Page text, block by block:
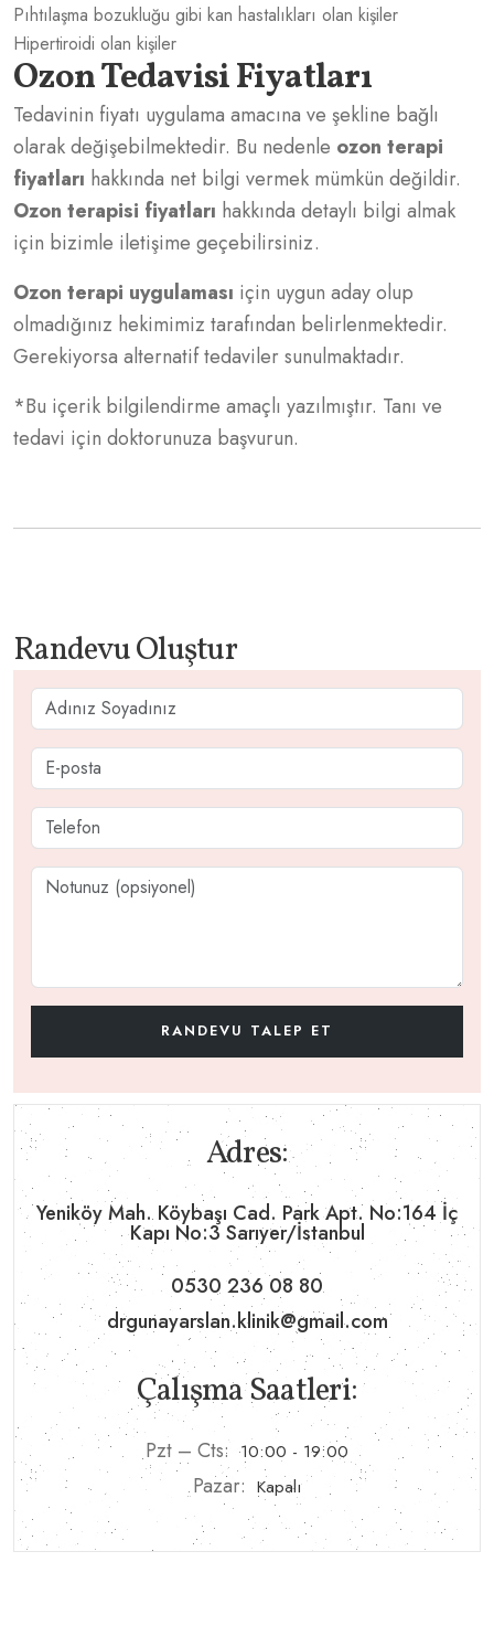
Pıhtılaşma bozukluğu gibi kan hastalıkları olan kişiler
Hipertiroidi olan kişiler
Ozon Tedavisi Fiyatları
Tedavinin fiyatı uygulama amacına ve şekline bağlı
olarak değişebilmektedir. Bu nedenle ozon terapi
fiyatları hakkında net bilgi vermek mümkün değildir.
Ozon terapisi fiyatları hakkında detaylı bilgi almak
için bizimle iletişime geçebilirsiniz.
Ozon terapi uygulaması için uygun aday olup
olmadığınız hekimimiz tarafından belirlenmektedir.
Gerekiyorsa alternatif tedaviler sunulmaktadır.
*Bu içerik bilgilendirme amaçlı yazılmıştır. Tanı ve
tedavi için doktorunuza başvurun.
Randevu Oluştur
Adres:
Yeniköy Mah. Köybaşı Cad. Park Apt. No:164 İç
Kapı No:3 Sarıyer/İstanbul
0530 236 08 80
drgunayarslan.klinik@gmail.com
Çalışma Saatleri:
Pzt – Cts: 10:00 - 19:00
Pazar: Kapalı